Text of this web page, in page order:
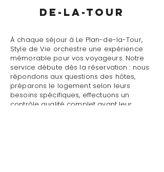
de-la-Tour
À chaque séjour à Le Plan-de-la-Tour,
Style de Vie orchestre une expérience
mémorable pour vos voyageurs. Notre
service débute dès la réservation : nous
répondons aux questions des hôtes,
préparons le logement selon leurs
besoins spécifiques, effectuons un
contrôle qualité complet avant leur